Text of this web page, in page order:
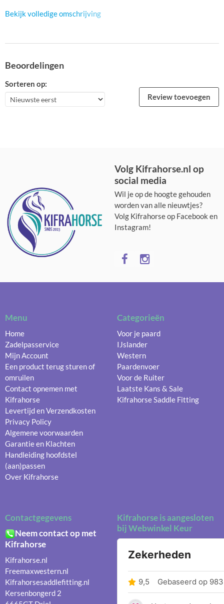
Bekijk volledige omschrijving
Beoordelingen
Sorteren op:
Review toevoegen
Volg Kifrahorse.nl op
social media
Wil je op de hoogte gehouden
worden van alle nieuwtjes?
Volg Kifrahorse op Facebook en
Instagram!
Categorieën
Voor je paard
IJslander
Western
Paardenvoer
Voor de Ruiter
Laatste Kans & Sale
Kifrahorse Saddle Fitting
Menu
Home
Zadelpasservice
Mijn Account
Een product terug sturen of
omruilen
Contact opnemen met
Kifrahorse
Levertijd en Verzendkosten
Privacy Policy
Algemene voorwaarden
Garantie en Klachten
Handleiding hoofdstel
(aan)passen
Over Kifrahorse
Contactgegevens
Neem contact op met
Kifrahorse
Kifrahorse.nl
Freemaxwestern.nl
Kifrahorsesaddlefitting.nl
Kersenbongerd 2
Kifrahorse is aangesloten
bij Webwinkel Keur